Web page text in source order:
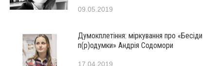
09.05.2019
Думокплетіння: міркування про «Бесіди
п(р)одумки» Андрія Содомори
17.04.2019